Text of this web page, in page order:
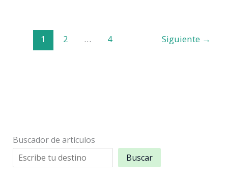
Segovia:1 2 … 4 Siguiente →
Buscador de artículos
Buscar